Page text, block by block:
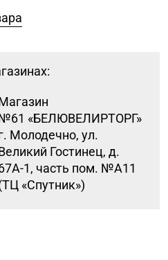
«БЕЛЮВЕЛИРТОРГ»
Молодечно, ул.
Гостинец, д.
1, часть пом. №А11
«Спутник»)